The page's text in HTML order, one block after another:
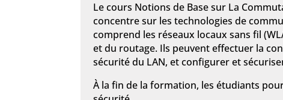
Le cours Notions de Base sur La
concentre sur les technologies de
comprend les réseaux locaux sans fil
et du routage. Ils peuvent effectuer la
sécurité du LAN, et configurer et
À la fin de la formation, les étudiants